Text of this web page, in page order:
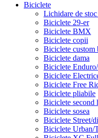
Biciclete
Lichidare de
Biciclete 29-er
Biciclete BMX
Biciclete copii
Biciclete custom
Biciclete dama
Biciclete
Biciclete
Biciclete Free
Biciclete pliabile
Biciclete second
Biciclete sosea
Biciclete Street/
Biciclete Urban/